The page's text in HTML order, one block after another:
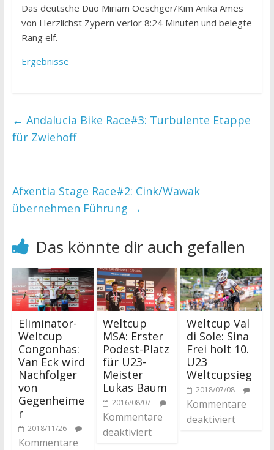
Das deutsche Duo Miriam Oeschger/Kim Anika Ames
von Herzlichst Zypern verlor 8:24 Minuten und belegte
Rang elf.
Ergebnisse
← Andalucia Bike Race#3: Turbulente Etappe
für Zwiehoff
Afxentia Stage Race#2: Cink/Wawak
übernehmen Führung →
Das könnte dir auch gefallen
Eliminator-
Weltcup
Congonhas:
Van Eck wird
Nachfolger
von
Gegenheime
r
2018/11/26
Kommentare
Weltcup
MSA: Erster
Podest-Platz
für U23-
Meister
Lukas Baum
2016/08/07
Kommentare
deaktiviert
Weltcup Val
di Sole: Sina
Frei holt 10.
U23
Weltcupsieg
2018/07/08
Kommentare
deaktiviert